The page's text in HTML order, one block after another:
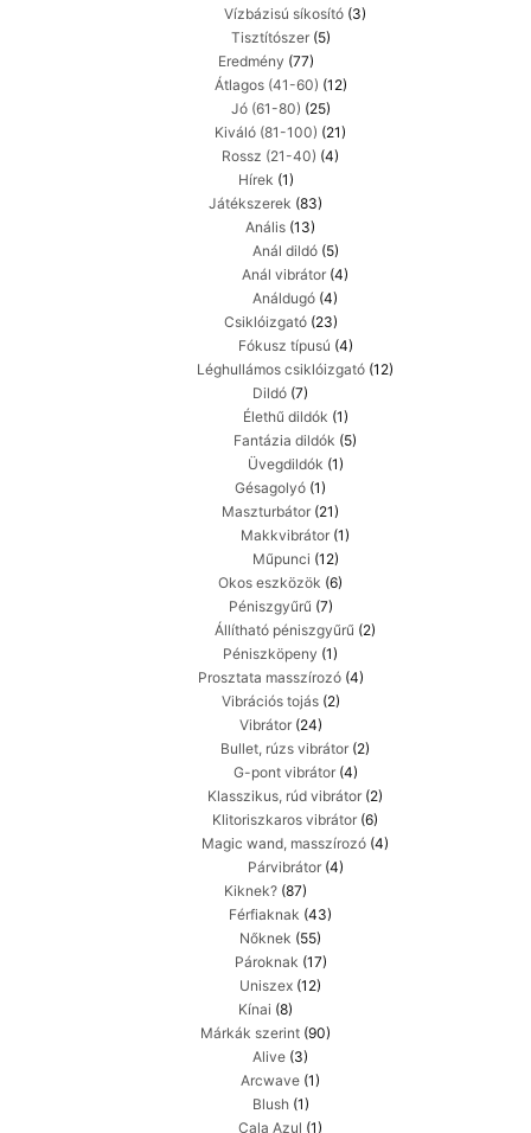
Vízbázisú síkosító (3)
Tisztítószer(5)
Eredmény (77)
Átlagos (41-60) (12)
Jó (61-80) (25)
Kiváló (81-100) (21)
Rossz (21-40) (4)
Hírek (1)
Játékszerek (83)
Anális (13)
Anál dildó(5)
Anál vibrátor (4)
Análdugó (4)
Csiklóizgató(23)
Fókusz típusú (4)
Léghullámos csiklóizgató (12)
Dildó (7)
Élethű dildók (1)
Fantázia dildók (5)
Üvegdildók (1)
Gésagolyó (1)
Maszturbátor (21)
Makkvibrátor (1)
Műpunci (12)
Okos eszközök (6)
Péniszgyűrű (7)
Állítható péniszgyűrű (2)
Péniszköpeny (1)
Prosztata masszírozó(4)
Vibrációs tojás(2)
Vibrátor(24)
Bullet, rúzs vibrátor (2)
G-pont vibrátor(4)
Klasszikus, rúd vibrátor (2)
Klitoriszkaros vibrátor (6)
Magic wand, masszírozó (4)
Párvibrátor(4)
Kiknek? (87)
Férfiaknak (43)
Nőknek (55)
Pároknak (17)
Uniszex (12)
Kínai (8)
Márkák szerint (90)
Alive (3)
Arcwave (1)
Blush(1)
Cala Azul (1)